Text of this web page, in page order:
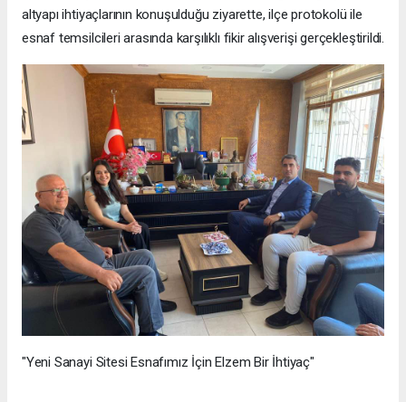
altyapı ihtiyaçlarının konuşulduğu ziyarette, ilçe protokolü ile
esnaf temsilcileri arasında karşılıklı fikir alışverişi gerçekleştirildi.
"Yeni Sanayi Sitesi Esnafımız İçin Elzem Bir İhtiyaç"